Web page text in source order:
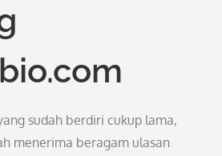
sudah berdiri cukup lama,
menerima beragam ulasan